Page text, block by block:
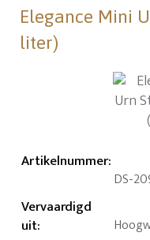
Elegance Mini
liter)
Artikelnummer:
DS-
Vervaardigd
uit: